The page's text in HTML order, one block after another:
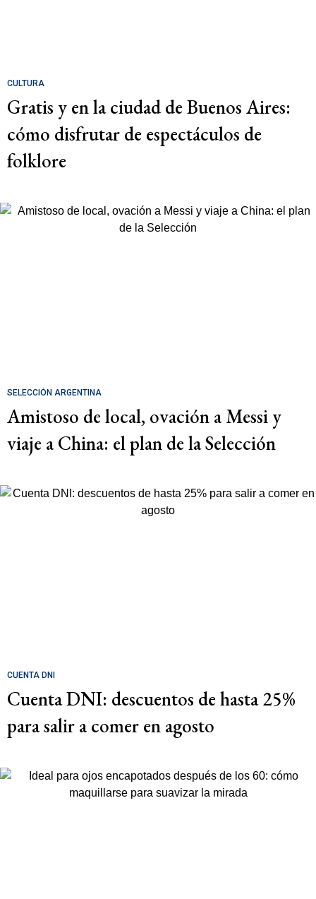
CULTURA
Gratis y en la ciudad de Buenos Aires:
cómo disfrutar de espectáculos de
folklore
SELECCIÓN ARGENTINA
Amistoso de local, ovación a Messi y
viaje a China: el plan de la Selección
CUENTA DNI
Cuenta DNI: descuentos de hasta 25%
para salir a comer en agosto